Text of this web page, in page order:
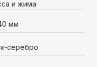
и жима
мм
серебро